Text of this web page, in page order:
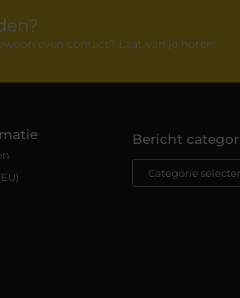
even contact? Laat van je horen!
Bericht